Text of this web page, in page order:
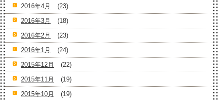
2016年4月
(23)
2016年3月
(18)
2016年2月
(23)
2016年1月
(24)
2015年12月
(22)
2015年11月
(19)
2015年10月
(19)